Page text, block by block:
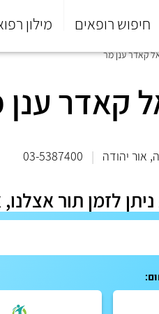
חיפוש רופאים מילון
התפריט
קאדר ענן מר
קאדר ענן
אור יהודה |
03-5387400
לזמן תור